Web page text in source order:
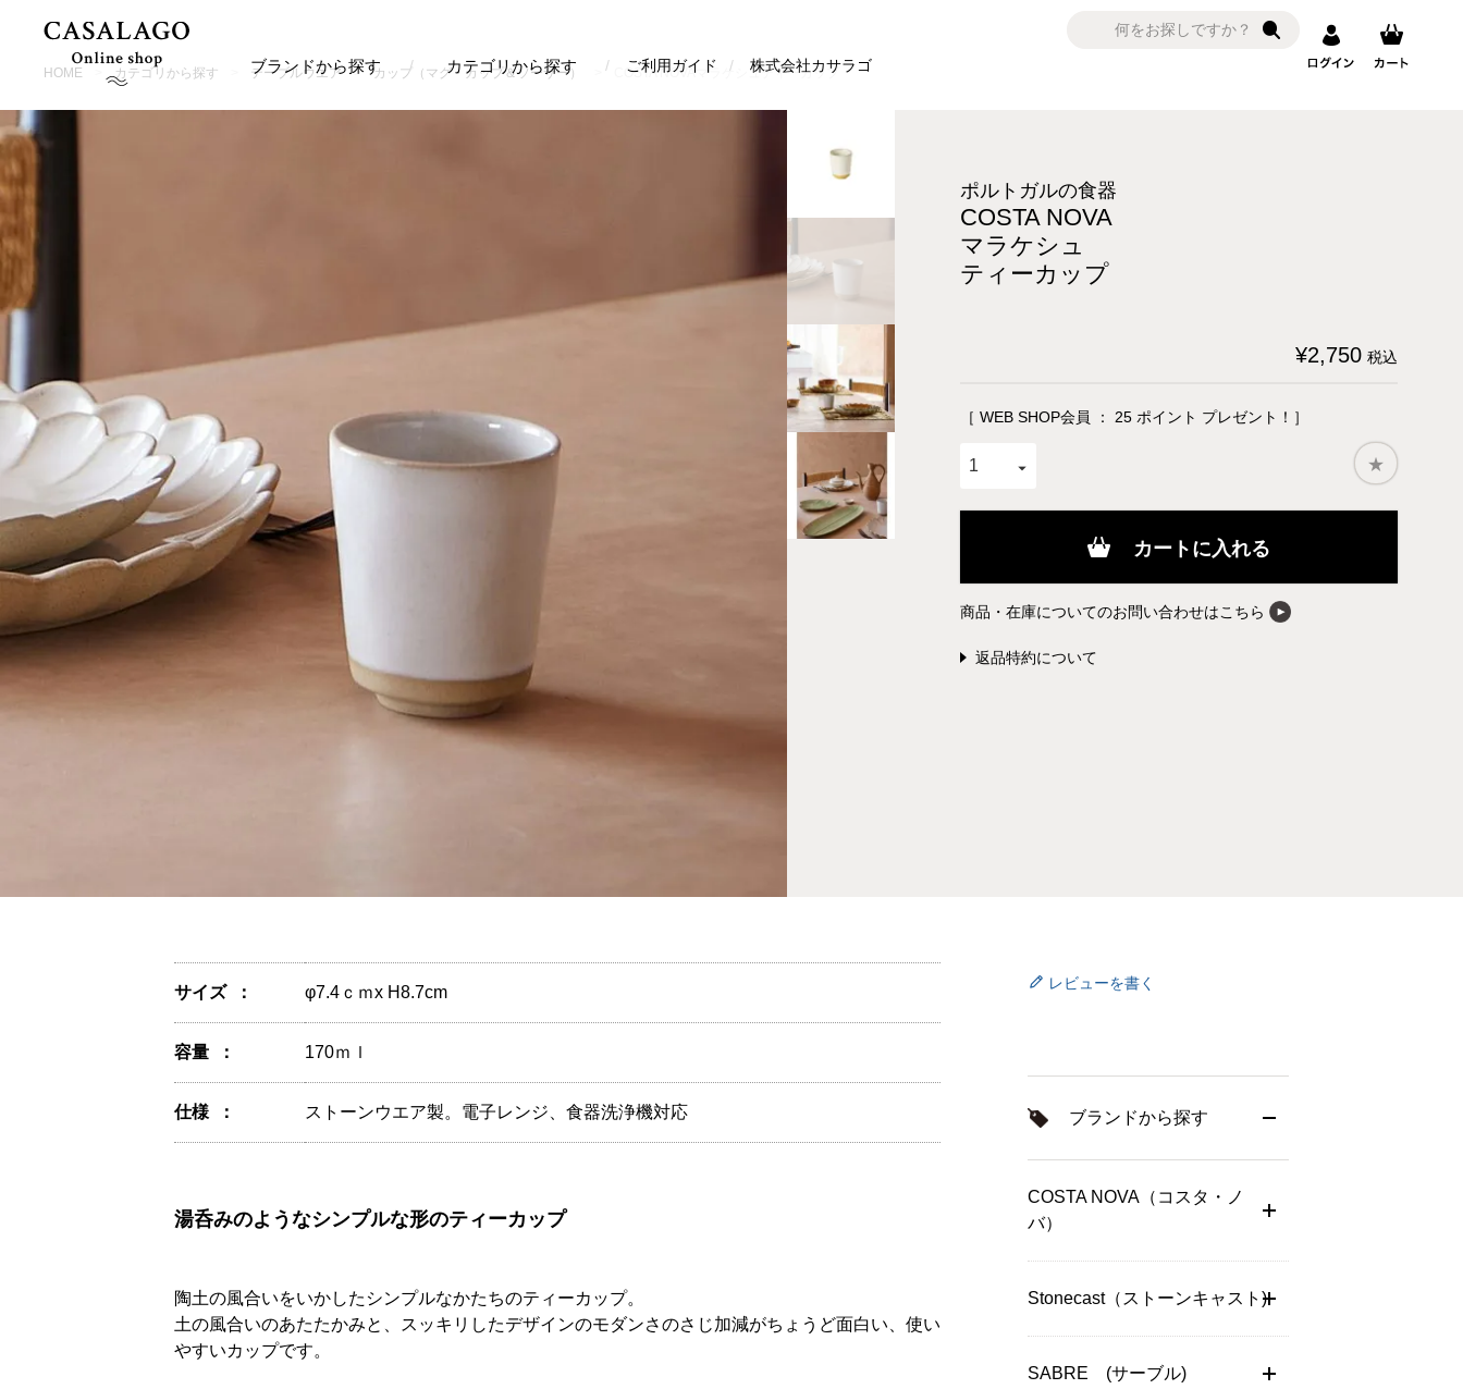
ブランドから探す カテゴリから探す ご利用ガイド 株式会社カサラゴ
HOME カテゴリから探す テーブルウエア カップ（マグ・カップ＆ソーサー） COSTA NOVAマラケシュティーカップ
ポルトガルの食器
COSTA NOVA
マラケシュ
ティーカップ
¥2,750 税込
［ WEB SHOP会員 ： 25 ポイント プレゼント！］
カートに入れる
商品・在庫についてのお問い合わせはこちら
返品特約について
サイズ φ7.4ｃｍx H8.7cm
容量 170ｍｌ
仕様 ストーンウエア製。電子レンジ、食器洗浄機対応
湯呑みのようなシンプルな形のティーカップ
陶土の風合いをいかしたシンプルなかたちのティーカップ。
土の風合いのあたたかみと、スッキリしたデザインのモダンさのさじ加減がちょうど面白い、使い
やすいカップです。
レビューを書く
ブランドから探す
COSTA NOVA（コスタ・ノ
バ）
Stonecast（ストーンキャスト)
SABRE (サーブル)